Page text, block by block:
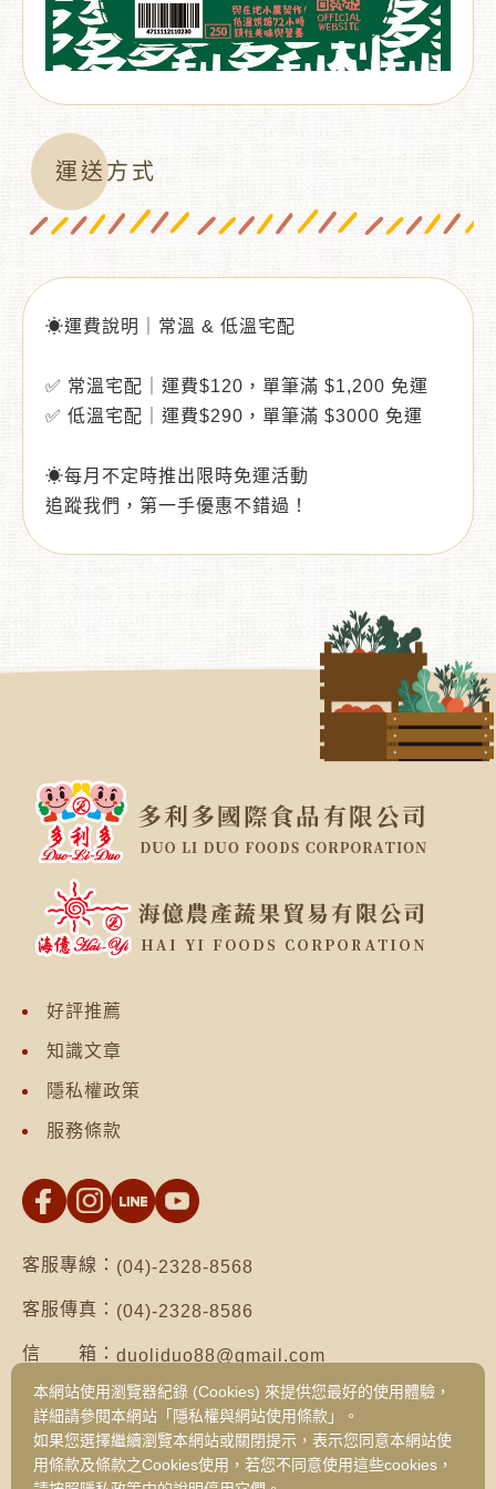
運送方式
☀運費說明｜常溫 & 低溫宅配
✅ 常溫宅配｜運費$120，單筆滿 $1,200 免運
✅ 低溫宅配｜運費$290，單筆滿 $3000 免運
☀每月不定時推出限時免運活動
追蹤我們，第一手優惠不錯過！
好評推薦
知識文章
隱私權政策
服務條款
客服專線： (04)-2328-8568
客服傳真： (04)-2328-8586
信 箱： duoliduo88@gmail.com
地 址：台南市仁德區保安路二段552號（台南總公
司）
台中市西區健行路1049號3樓之19（台中
旗艦門市）
本網站使用瀏覽器紀錄 (Cookies) 來提供您最好的使用體驗，
詳細請參閱本網站「隱私權與網站使用條款」。
如果您選擇繼續瀏覽本網站或關閉提示，表示您同意本網站使
用條款及條款之Cookies使用，若您不同意使用這些cookies，